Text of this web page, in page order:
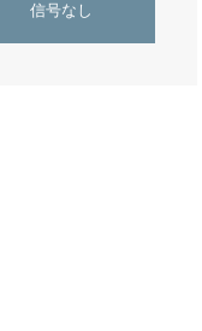
信号なし